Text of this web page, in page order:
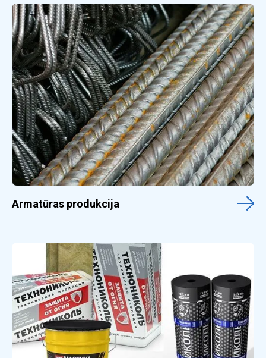
Armatūras produkcija